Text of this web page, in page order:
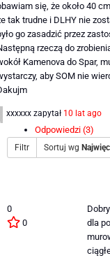
się, że około 40
tak trudne i DLHY nie
go zasadzić przez
rzeczą do
Kamenova do Spar,
aby SOM nie
xxxxxx zapytał 10 lat ago
Odpowiedzi (3)
Filtr Sortuj wg
0
0
dla